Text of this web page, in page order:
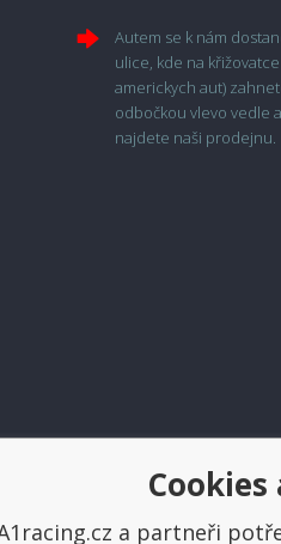
Autem se k nám
ulice, kde na
americkych aut)
odbočkou vlevo vedle
najdete naši prodejnu.
Platba a
Cookies
a partneři